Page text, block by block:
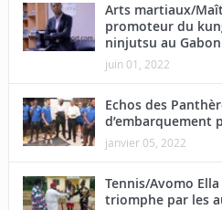
Arts martiaux/
promoteur du
ninjutsu au
juin 01, 2022
Echos des
d’embarquement
janvier 05, 2022
Tennis/Avomo
triomphe par les